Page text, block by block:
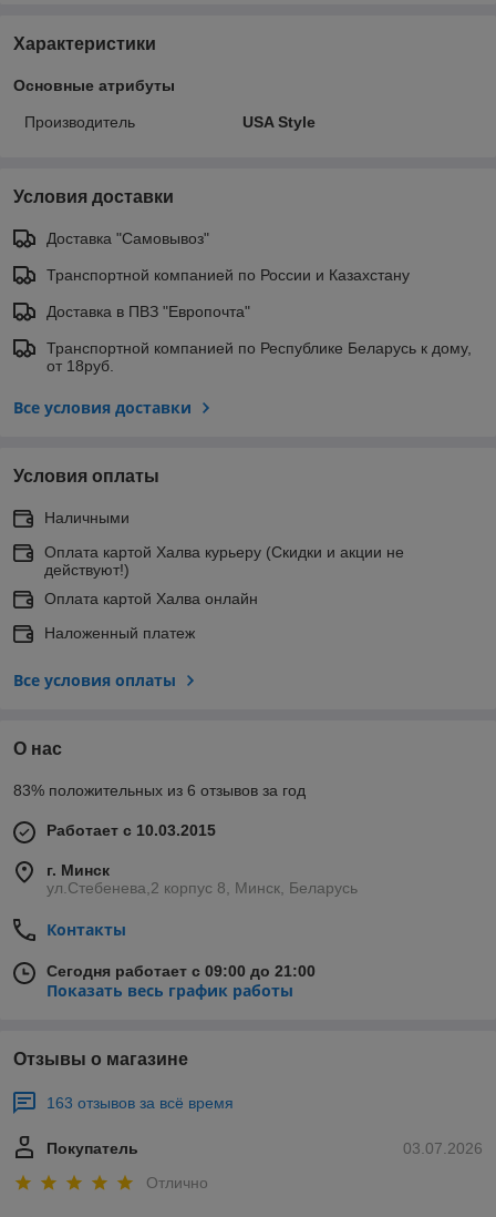
Характеристики
Основные атрибуты
Производитель USA Style
Условия доставки
Доставка "Самовывоз"
Транспортной компанией по России и Казахстану
Доставка в ПВЗ "Европочта"
Транспортной компанией по Республике Беларусь к дому,
от 18руб.
Все условия доставки
Условия оплаты
Наличными
Оплата картой Халва курьеру (Скидки и акции не
действуют!)
Оплата картой Халва онлайн
Наложенный платеж
Все условия оплаты
О нас
83% положительных из 6 отзывов за год
Работает с 10.03.2015
г. Минск
ул.Стебенева,2 корпус 8, Минск, Беларусь
Контакты
Сегодня работает с 09:00 до 21:00
Показать весь график работы
Отзывы о магазине
163 отзывов за всё время
03.07.2026
Покупатель
Отлично